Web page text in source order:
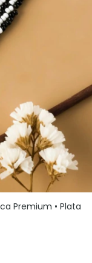
Premium • Plata